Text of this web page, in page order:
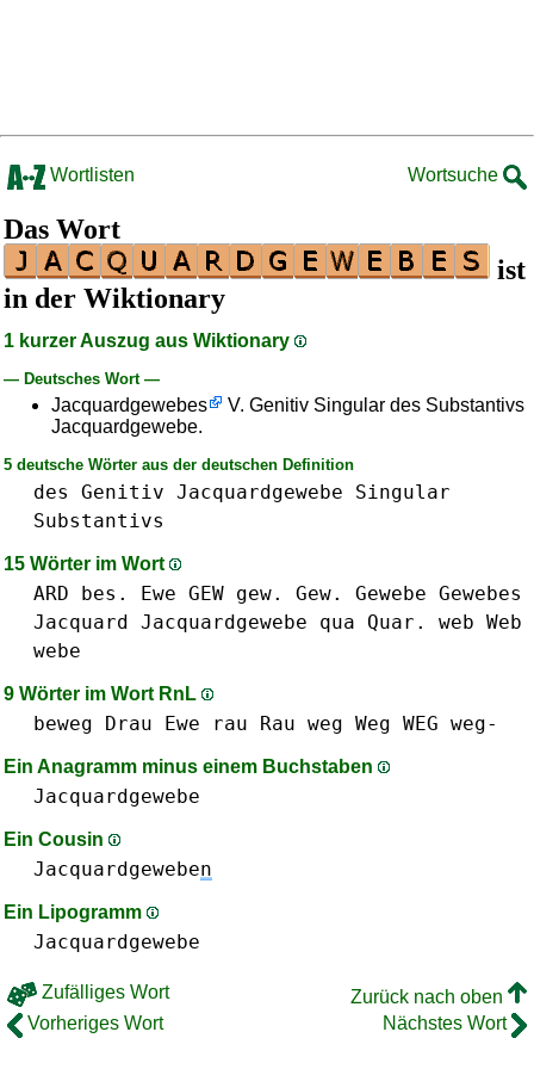
Wortlisten Wortsuche
Das Wort
ist
in der Wiktionary
1 kurzer Auszug aus Wiktionary
— Deutsches Wort —
Jacquardgewebes
V. Genitiv Singular des Substantivs
Jacquardgewebe.
5 deutsche Wörter aus der deutschen Definition
des Genitiv Jacquardgewebe
Singular
Substantivs
15 Wörter im Wort
ARD bes. Ewe GEW gew. Gew. Gewebe Gewebes
Jacquard Jacquardgewebe qua Quar.
web Web
webe
9 Wörter im Wort RnL
beweg Drau Ewe rau Rau weg Weg WEG weg-
Ein Anagramm minus einem Buchstaben
Jacquardgewebe
Ein Cousin
Jacquardgeweben
Ein Lipogramm
Jacquardgewebe
Zufälliges Wort
Zurück nach oben
Vorheriges Wort
Nächstes Wort